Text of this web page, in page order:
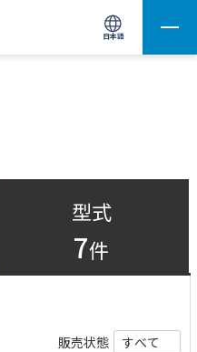
日本語
サイト内検索(Enterで実行)
型式
7件
販売状態